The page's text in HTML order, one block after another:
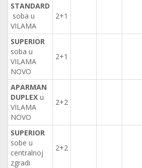
STANDARD
soba u
VILAMA
2+1
SUPERIOR
soba u
VILAMA
NOVO
2+1
APARMAN
DUPLEX u
VILAMA
NOVO
2+2
SUPERIOR
sobe u
centralnoj
zgradi
2+2